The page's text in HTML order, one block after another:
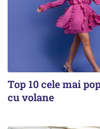
Top 10 cele mai
cu volane